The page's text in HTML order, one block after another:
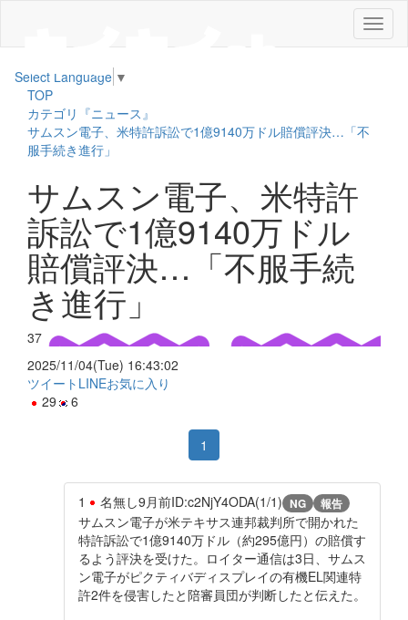
メ
ニ
Select Language ▼
TOP
カテゴリ『ニュース』
サムスン電子、米特許訴訟で1億9140万ドル賠償評決…「不
服手続き進行」
サムスン電子、米特許
訴訟で1億9140万ドル
賠償評決…「不服手続
き進行」
37
2025/11/04(Tue) 16:43:02
ツイート LINEお気に入り
29
6
1
1 名無し9月前ID:c2NjY4ODA(1/1) NG 報告
サムスン電子が米テキサス連邦裁判所で開かれた
特許訴訟で1億9140万ドル（約295億円）の賠償す
るよう評決を受けた。ロイター通信は3日、サムス
ン電子がピクティバディスプレイの有機EL関連特
許2件を侵害したと陪審員団が判断したと伝えた。